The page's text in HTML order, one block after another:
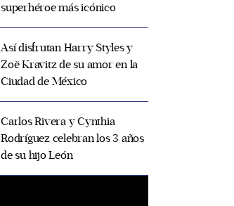
superhéroe más icónico
Así disfrutan Harry Styles y
Zoë Kravitz de su amor en la
Ciudad de México
Carlos Rivera y Cynthia
Rodríguez celebran los 3 años
de su hijo León